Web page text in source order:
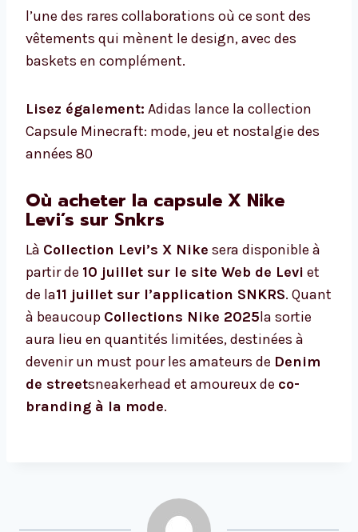
l’une des rares collaborations où ce sont des
vêtements qui mènent le design, avec des
baskets en complément.
Lisez également: Adidas lance la collection
Capsule Minecraft: mode, jeu et nostalgie des
années 80
Où acheter la capsule X Nike
Levi’s sur Snkrs
Là Collection Levi’s X Nike sera disponible à
partir de 10 juillet sur le site Web de Levi et
de la11 juillet sur l’application SNKRS. Quant
à beaucoup Collections Nike 2025la sortie
aura lieu en quantités limitées, destinées à
devenir un must pour les amateurs de Denim
de streetsneakerhead et amoureux de co-
branding à la mode.